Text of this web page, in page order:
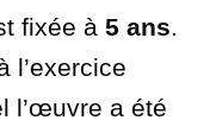
fixée à 5 ans.
l’exercice
l’œuvre a été